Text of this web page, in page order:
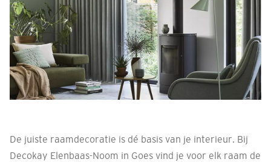
De juiste raamdecoratie is dé basis van je interieur. Bij
Decokay Elenbaas-Noom in Goes vind je voor elk raam de